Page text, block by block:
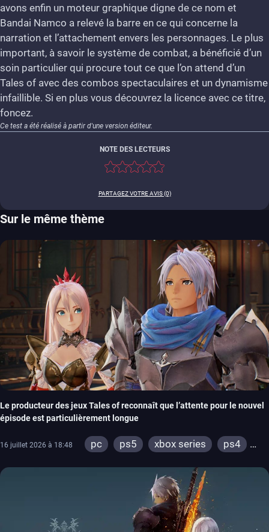
avons enfin un moteur graphique digne de ce nom et
Bandai Namco a relevé la barre en ce qui concerne la
narration et l’attachement envers les personnages. Le plus
important, à savoir le système de combat, a bénéficié d’un
soin particulier qui procure tout ce que l’on attend d’un
Tales of avec des combos spectaculaires et un dynamisme
infaillible. Si en plus vous découvrez la licence avec ce titre,
foncez.
Ce test a été réalisé à partir d'une version éditeur.
NOTE DES LECTEURS
PARTAGEZ VOTRE AVIS (0)
Sur le même thème
Le producteur des jeux Tales of reconnaît que l’attente pour le nouvel
épisode est particulièrement longue
16 juillet 2026 à 18:48 pc ps5 xbox series
ps4